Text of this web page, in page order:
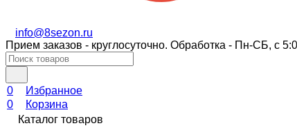
info@8sezon.ru
Прием заказов - круглосуточно. Обработка - Пн-СБ, с
0
Избранное
0
Корзина
Каталог товаров